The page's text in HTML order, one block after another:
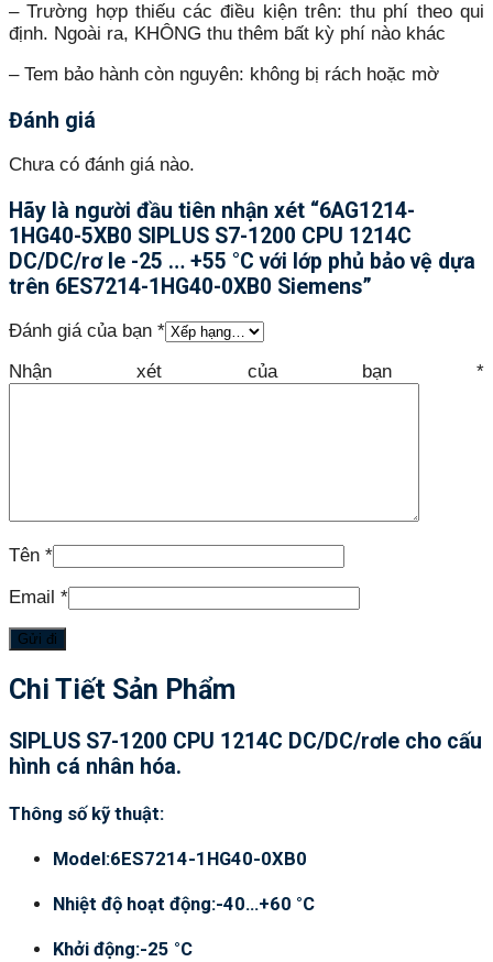
– Trường hợp thiếu các điều kiện trên: thu phí theo qui
định. Ngoài ra, KHÔNG thu thêm bất kỳ phí nào khác
– Tem bảo hành còn nguyên: không bị rách hoặc mờ
Đánh giá
Chưa có đánh giá nào.
Hãy là người đầu tiên nhận xét “6AG1214-
1HG40-5XB0 SIPLUS S7-1200 CPU 1214C
DC/DC/rơ le -25 … +55 °C với lớp phủ bảo vệ dựa
trên 6ES7214-1HG40-0XB0 Siemens”
Đánh giá của bạn *
Nhận xét của bạn *
Tên *
Email *
Chi Tiết Sản Phẩm
SIPLUS S7-1200 CPU 1214C DC/DC/rơle cho cấu
hình cá nhân hóa.
Thông số kỹ thuật:
Model:6ES7214-1HG40-0XB0
Nhiệt độ hoạt động:-40…+60 °C
Khởi động:-25 °C